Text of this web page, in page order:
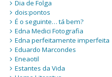
Dia de Folga
dois:pontos
É o seguinte… tá bem?
Edna Medici Fotografia
Edna perfeitamente imperfeita
Eduardo Marcondes
Eneaotil
Estantes da Vida